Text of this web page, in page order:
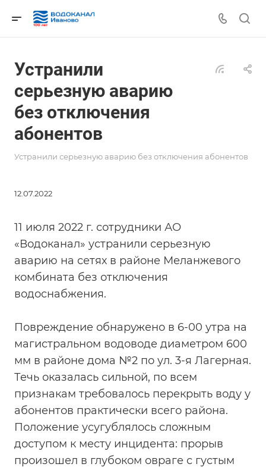
Устранили
серьезную аварию
без отключения
абонентов
Устранили серьезную аварию без отключения абонентов
12.07.2022
11 июля 2022 г. сотрудники АО
«Водоканал» устранили серьезную
аварию на сетях в районе Меланжевого
комбината без отключения
водоснабжения.
Повреждение обнаружено в 6-00 утра на
магистральном водоводе диаметром 600
мм в районе дома №2 по ул. 3-я Лагерная.
Течь оказалась сильной, по всем
признакам требовалось перекрыть воду у
абонентов практически всего района.
Положение усугублялось сложным
доступом к месту инцидента: прорыв
произошел в глубоком овраге с густым